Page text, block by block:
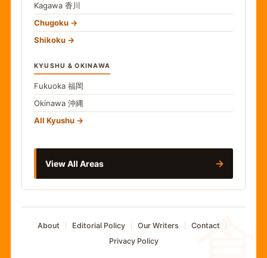
Kagawa 香川
Chugoku
Shikoku
KYUSHU & OKINAWA
Fukuoka 福岡
Okinawa 沖縄
All Kyushu
View All Areas →
About Editorial Policy Our Writers
Contact
Privacy Policy